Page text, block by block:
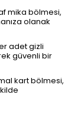
mika bölmesi,
olanak
adet gizli
güvenli bir
kart bölmesi,